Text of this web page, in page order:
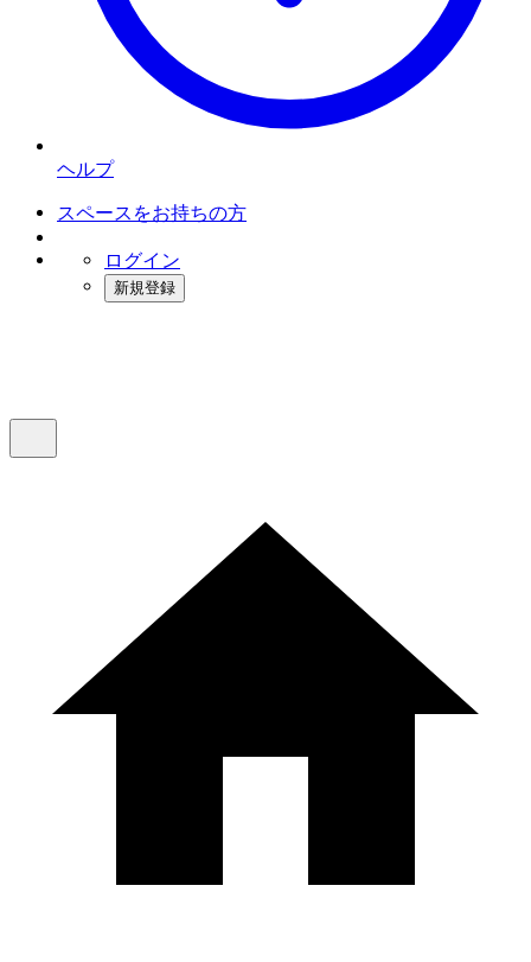
ヘルプ
スペースをお持ちの方
ログイン
新規登録